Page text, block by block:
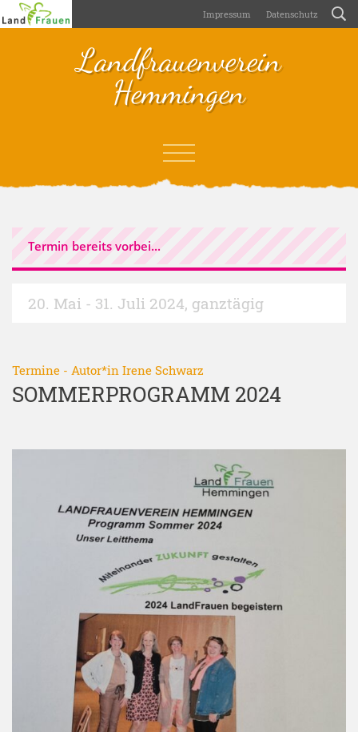
Impressum Datenschutz
Landfrauenverein
Hemmingen
Termin bereits vorbei...
20. Mai - 31. Juli 2024, ganztägig
Termine - Autor*in Irene Schwarz
SOMMERPROGRAMM 2024